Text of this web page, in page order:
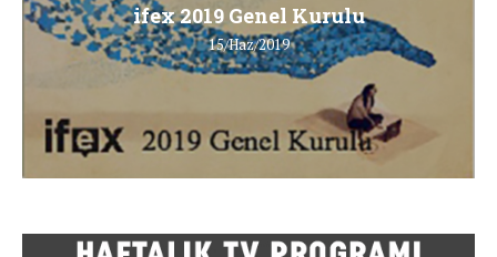
ifex 2019 Genel Kurulu
15/Haz/2019